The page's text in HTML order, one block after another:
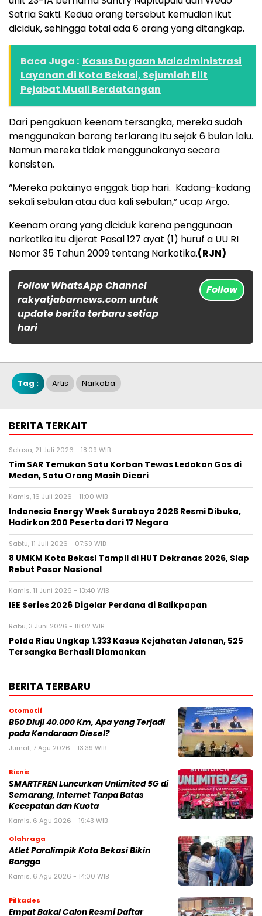
Satria Sakti. Kedua orang tersebut kemudian ikut
diciduk, sehingga total ada 6 orang yang ditangkap.
Baca Juga : Kasus Dugaan Maladministrasi
Layanan di Kota Bekasi, Sejumlah Elit
Pejabat Muali Berdatangan
Dari pengakuan keenam tersangka, mereka sudah
menggunakan barang terlarang itu sejak 6 bulan lalu.
Namun mereka tidak menggunakanya secara
konsisten.
“Mereka pakainya enggak tiap hari. Kadang-kadang
sekali sebulan atau dua kali sebulan,” ucap Argo.
Keenam orang yang diciduk karena penggunaan
narkotika itu dijerat Pasal 127 ayat (1) huruf a UU RI
Nomor 35 Tahun 2009 tentang Narkotika.(RJN)
Follow WhatsApp Channel
rakyatjabarnews.com untuk
update berita terbaru setiap
hari
Follow
Tag : Artis Narkoba
BERITA TERKAIT
Selasa, 21 Juli 2026 - 18:09 WIB
Tim SAR Temukan Satu Korban Tewas Ledakan Gas di
Medan, Satu Orang Masih Dicari
Kamis, 16 Juli 2026 - 11:00 WIB
Indonesia Energy Week Surabaya 2026 Resmi Dibuka,
Hadirkan 200 Peserta dari 17 Negara
Sabtu, 11 Juli 2026 - 07:59 WIB
8 UMKM Kota Bekasi Tampil di HUT Dekranas 2026, Siap
Rebut Pasar Nasional
Kamis, 11 Juni 2026 - 13:40 WIB
IEE Series 2026 Digelar Perdana di Balikpapan
Rabu, 3 Juni 2026 - 18:02 WIB
Polda Riau Ungkap 1.333 Kasus Kejahatan Jalanan, 525
Tersangka Berhasil Diamankan
BERITA TERBARU
Otomotif
B50 Diuji 40.000 Km, Apa yang Terjadi
pada Kendaraan Diesel?
Jumat, 7 Agu 2026 - 13:39 WIB
Bisnis
SMARTFREN Luncurkan Unlimited 5G di
Semarang, Internet Tanpa Batas
Kecepatan dan Kuota
Kamis, 6 Agu 2026 - 19:43 WIB
Olahraga
Atlet Paralimpik Kota Bekasi Bikin
Bangga
Kamis, 6 Agu 2026 - 14:00 WIB
Pilkades
Empat Bakal Calon Resmi Daftar